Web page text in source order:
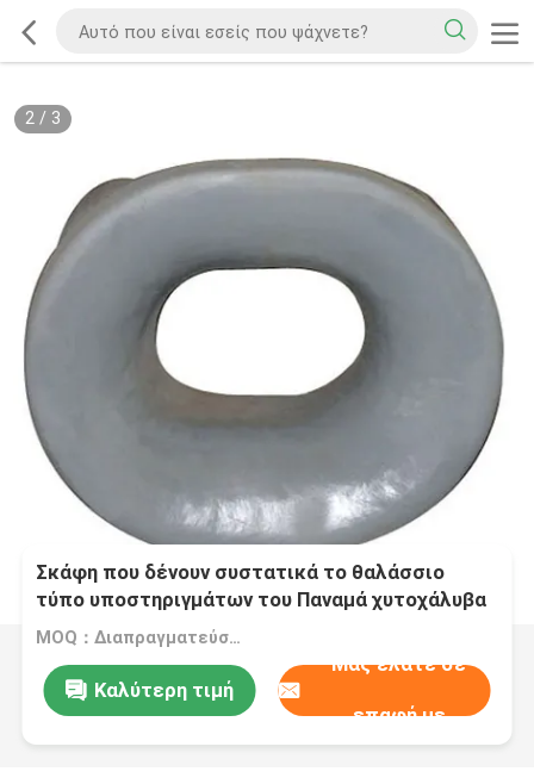
2/ 3
Σκάφη που δένουν συστατικά το θαλάσσιο
τύπο υποστηριγμάτων του Παναμά χυτοχάλυβα
MOQ：Διαπραγματεύσιμο
Καλύτερη τιμή
Μας ελάτε σε
επαφή με